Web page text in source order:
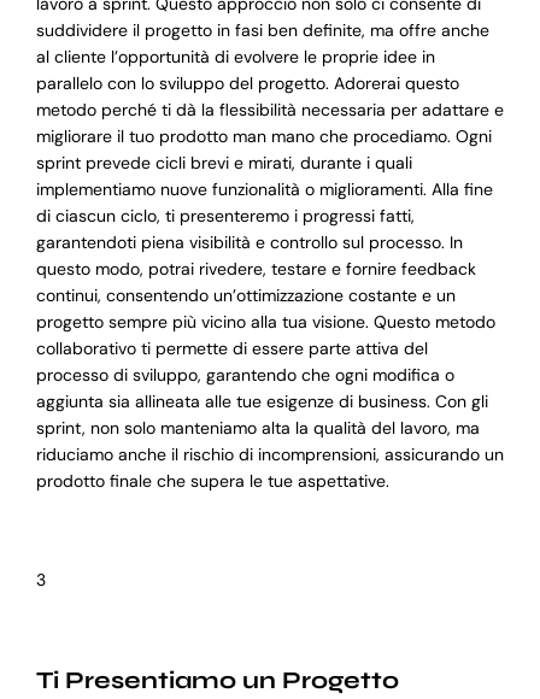
suddividere il progetto in fasi ben definite, ma offre anche
al cliente l’opportunità di evolvere le proprie idee in
parallelo con lo sviluppo del progetto. Adorerai questo
metodo perché ti dà la flessibilità necessaria per adattare e
migliorare il tuo prodotto man mano che procediamo. Ogni
sprint prevede cicli brevi e mirati, durante i quali
implementiamo nuove funzionalità o miglioramenti. Alla fine
di ciascun ciclo, ti presenteremo i progressi fatti,
garantendoti piena visibilità e controllo sul processo. In
questo modo, potrai rivedere, testare e fornire feedback
continui, consentendo un’ottimizzazione costante e un
progetto sempre più vicino alla tua visione. Questo metodo
collaborativo ti permette di essere parte attiva del
processo di sviluppo, garantendo che ogni modifica o
aggiunta sia allineata alle tue esigenze di business. Con gli
sprint, non solo manteniamo alta la qualità del lavoro, ma
riduciamo anche il rischio di incomprensioni, assicurando un
prodotto finale che supera le tue aspettative.
3
Ti Presentiamo un Progetto